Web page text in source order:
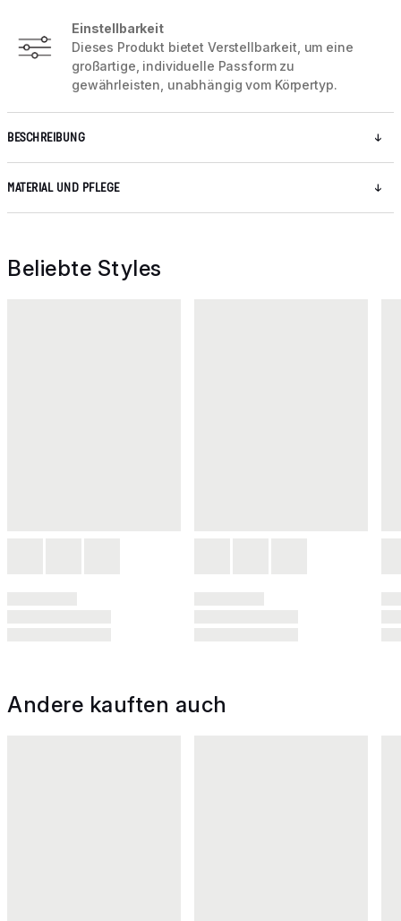
Einstellbarkeit
Dieses Produkt bietet Verstellbarkeit, um eine
großartige, individuelle Passform zu
gewährleisten, unabhängig vom Körpertyp.
BESCHREIBUNG
MATERIAL UND PFLEGE
Beliebte Styles
Andere kauften auch